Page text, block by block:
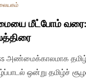
மீட்போம் வரை:
அண்மைக்காலமாக
ஒன்று தமிழ்ச்